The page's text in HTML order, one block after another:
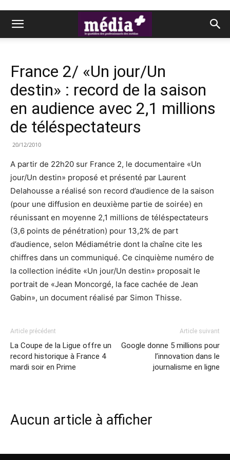
France 2/ «Un jour/Un
destin» : record de la saison
en audience avec 2,1 millions
de téléspectateurs
20/12/2010
A partir de 22h20 sur France 2, le documentaire «Un
jour/Un destin» proposé et présenté par Laurent
Delahousse a réalisé son record d’audience de la saison
(pour une diffusion en deuxième partie de soirée) en
réunissant en moyenne 2,1 millions de téléspectateurs
(3,6 points de pénétration) pour 13,2% de part
d’audience, selon Médiamétrie dont la chaîne cite les
chiffres dans un communiqué. Ce cinquième numéro de
la collection inédite «Un jour/Un destin» proposait le
portrait de «Jean Moncorgé, la face cachée de Jean
Gabin», un document réalisé par Simon Thisse.
Article précédent
La Coupe de la Ligue offre un
record historique à France 4
mardi soir en Prime
Article suivant
Google donne 5 millions pour
l’innovation dans le
journalisme en ligne
Aucun article à afficher